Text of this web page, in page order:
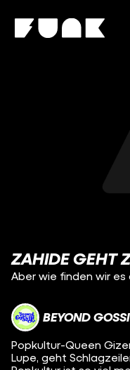
ZAHIDE GEHT
BEYOND
Popkultur-Queen
Lupe, geht